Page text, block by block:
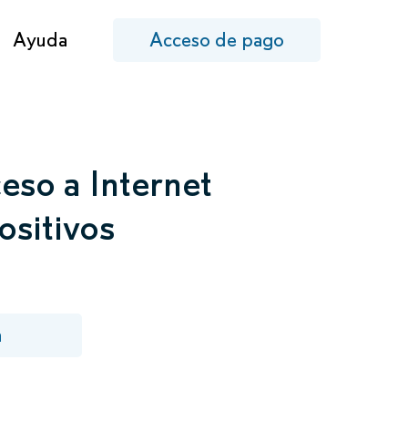
Ayuda Acceso de pago
a Internet